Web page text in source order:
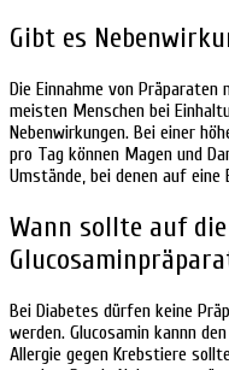
Gibt es
Die Einnahme von
meisten Menschen bei
Nebenwirkungen. Bei einer
pro Tag können Magen und
Umstände, bei denen auf
Wann sollte auf
Bei Diabetes dürfen keine
werden. Glucosamin kannn
Allergie gegen Krebstiere